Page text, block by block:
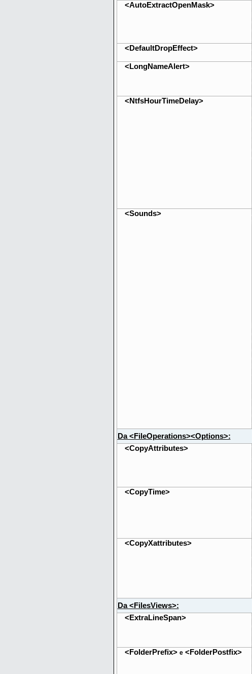
<AutoExtractOpenMask>
<DefaultDropEffect>
<LongNameAlert>
<NtfsHourTimeDelay>
<Sounds>
Da <FileOperations><Options>:
<CopyAttributes>
<CopyTime>
<CopyXattributes>
Da <FilesViews>:
<ExtraLineSpan>
<FolderPrefix> e<FolderPostfix>